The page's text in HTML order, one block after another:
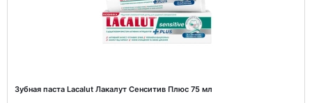
Зубная паста Lacalut Лакалут Сенситив Плюс 75 мл